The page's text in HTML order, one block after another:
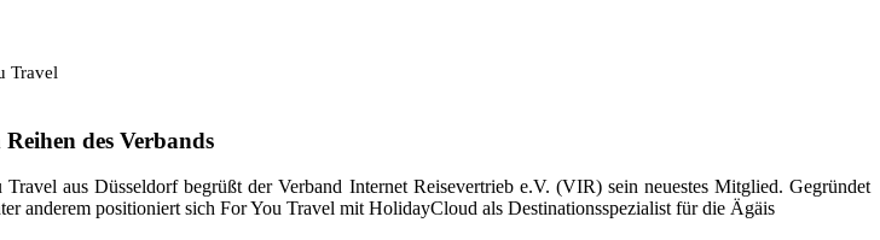
Travel
des Verbands
aus Düsseldorf begrüßt der Verband Internet Reisevertrieb e.V. (VIR) sein neuestes Mitglied. Gegründet
anderem positioniert sich For You Travel mit HolidayCloud als Destinationsspezialist für die Ägäis